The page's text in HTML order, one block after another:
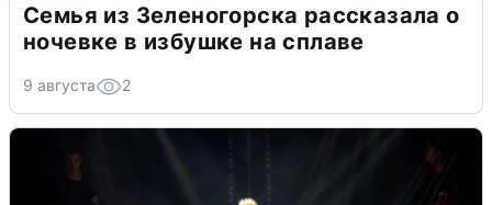
Семья из Зеленогорска рассказала о
ночевке в избушке на сплаве
9 августа 2